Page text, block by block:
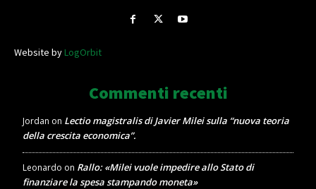
Website byLogOrbit
Commenti recenti
Jordan on Lectio magistralis di Javier Milei sulla “nuova teoria
della crescita economica”.
Leonardo on Rallo: «Milei vuole impedire allo Stato di
finanziare la spesa stampando moneta»